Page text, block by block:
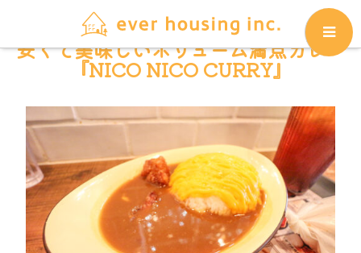
安くて美味しいボリューム満点カレー
『NICO NICO CURRY』